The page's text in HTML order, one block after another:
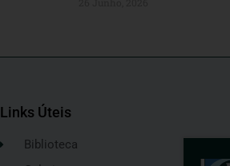
Links Úteis
Biblioteca